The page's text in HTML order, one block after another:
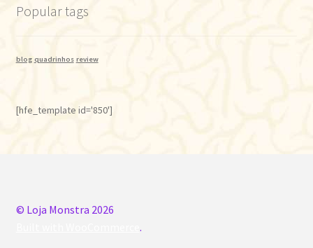
Popular tags
blog quadrinhos review
[hfe_template id='850']
© Loja Monstra 2026
.